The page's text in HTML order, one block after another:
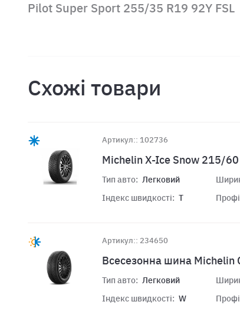
Pilot Super Sport 255/35 R19 92Y FSL
Схожі товари
Артикул:: 102736
Michelin X-Ice Snow 215/
Тип авто: Легковий
Індекс швидкості: T
Артикул:: 234650
Всесезонна шина Michelin
Тип авто: Легковий
Індекс швидкості: W